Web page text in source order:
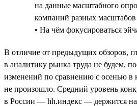
на данные масштабного
компаний разных масштабов
• На чём фокусироваться
В отличие от предыдущих обзоров,
в аналитику рынка труда не будем,
изменений по сравнению с осенью в
не произошло. Средний уровень
в России — hh.индекс — держится на